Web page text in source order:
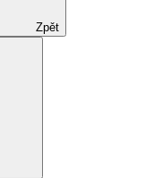
Zpět